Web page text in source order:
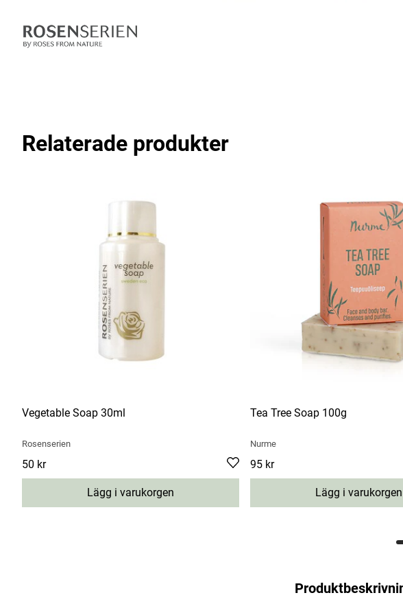
Relaterade produkter
Vegetable Soap 30ml
Rosenserien
Pris:50 kr
50 kr
Lägg i varukorgen
Tea Tree Soap 100g
Nurme
Pris:95 kr
95 kr
Lägg i varukorgen